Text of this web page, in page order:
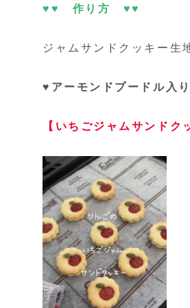
♥♥ 作り方 ♥♥
ジャムサンドクッキー生
♥アーモンドプードル入
【いちごジャムサンドク